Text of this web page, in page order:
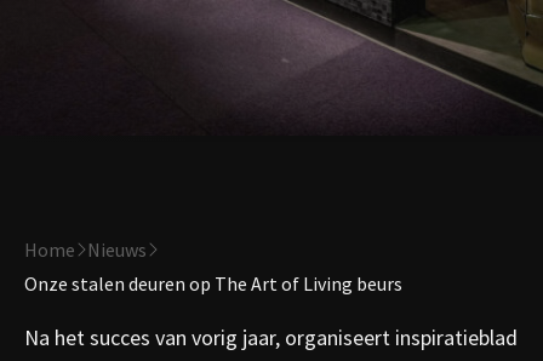
Home
Nieuws
Onze stalen deuren op The Art of Living beurs
Na het succes van vorig jaar, organiseert inspiratieblad